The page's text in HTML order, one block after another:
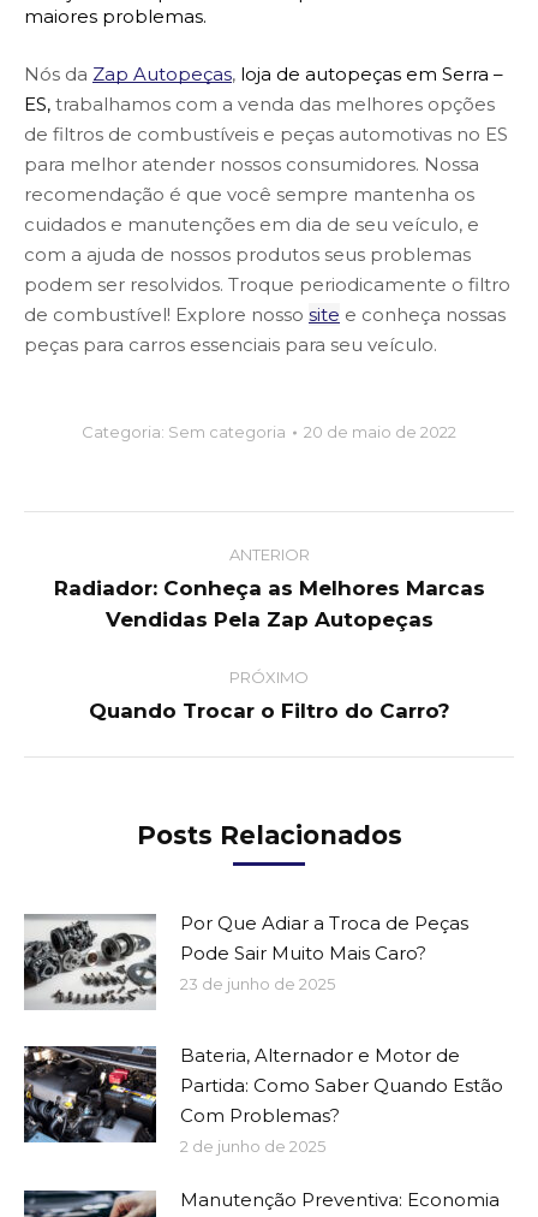
maiores problemas.
Nós da Zap Autopeças, loja de autopeças em Serra –
ES, trabalhamos com a venda das melhores opções
de filtros de combustíveis e peças automotivas no ES
para melhor atender nossos consumidores. Nossa
recomendação é que você sempre mantenha os
cuidados e manutenções em dia de seu veículo, e
com a ajuda de nossos produtos seus problemas
podem ser resolvidos. Troque periodicamente o filtro
de combustível! Explore nosso site e conheça nossas
peças para carros essenciais para seu veículo.
Categoria: Sem categoria 20 de maio de 2022
navigation
ANTERIOR
Previous
post:
Radiador: Conheça as Melhores Marcas
Vendidas Pela Zap Autopeças
PRÓXIMO
Next
Quando Trocar o Filtro do Carro?
Posts Relacionados
Por Que Adiar a Troca de Peças
Pode Sair Muito Mais Caro?
23 de junho de 2025
Bateria, Alternador e Motor de
Partida: Como Saber Quando Estão
Com Problemas?
2 de junho de 2025
Manutenção Preventiva: Economia